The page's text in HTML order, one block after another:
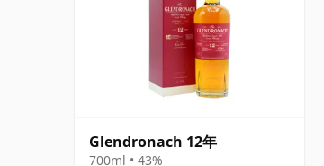
Glendronach 12年
700ml • 43%